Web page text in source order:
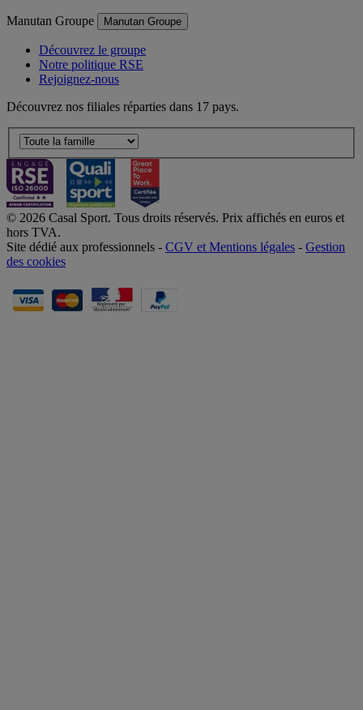
Manutan Groupe Manutan Groupe
Découvrez le groupe
Notre politique RSE
Rejoignez-nous
Découvrez nos filiales réparties dans 17 pays.
© 2026 Casal Sport. Tous droits réservés. Prix affichés en euros et
hors TVA.
Site dédié aux professionnels - CGV et Mentions légales - Gestion
des cookies